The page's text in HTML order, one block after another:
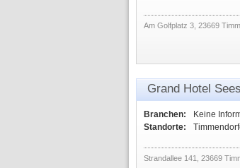
Am Golfplatz 3, 23669
Grand Hotel
Branchen:
Keine
Standorte:
Strandallee 141, 23669